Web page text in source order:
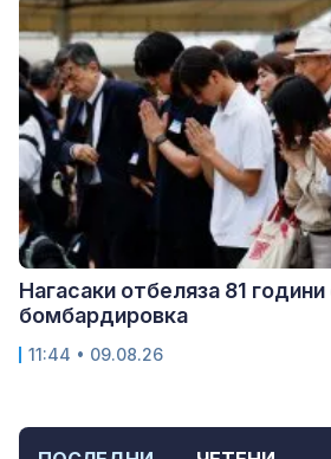
Нагасаки отбеляза 81
бомбардировка
11:44 • 09.08.26